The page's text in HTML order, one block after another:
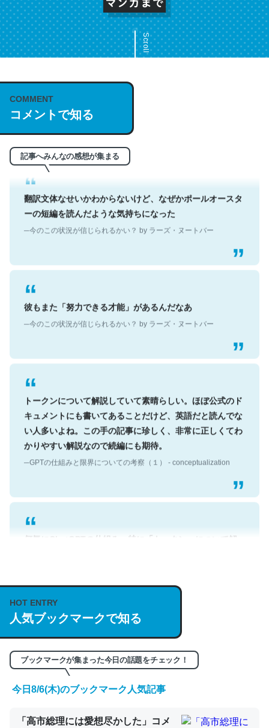
Scroll
COMMENT
コメントで知る
記事へみんなの感想が集まる
う。英語少しでも読める人は原文もお勧め。自分はこの流
れ好き。Let’s Fucking Go. Then Covid hit. Shit.
─今のこの状況が信じられるかい？ by ラーズ・ヌートバー
翻訳文体なせいかわからないけど、なぜかポールオースタ
ーの短編を読んだような気持ちになった
彼もまた「努力できる才能」があるんだなあ
トークンについて解説していて素晴らしい。ほぼ公式のド
キュメントにも書いてあることだけど、英語だと読んでな
い人多いよね。この手の記事に珍しく、非常に正しくてわ
かりやすい解説なので続編にも期待。
何気にChatGPTの仕組み、特に「トークン」について解
─GPTの仕組みと限界についての考察（１） - conceptualization
これは良記事。32768トークンだと英語小説100ページ分
くらい。小説でいう「ずっと前の伏線」は回収されないけ
かりやすく強くなりそう
HOT ENTRY
人気ブックマークで知る
ブックマークが集まった今日の話題をチェック！
今日8/6(木)のブックマーク人気記事
「高市総理には愛想尽かした」コメ